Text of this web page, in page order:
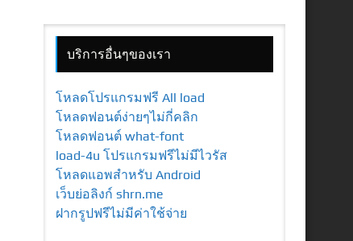
บริการอื่นๆของเรา
โหลดโปรแกรมฟรี All load
โหลดฟอนต์ง่ายๆไม่กี่คลิก
โหลดฟอนต์ what-font
load-4u โปรแกรมฟรีไม่มีไวรัส
โหลดแอพสำหรับ Android
เว็บย่อลิงก์ shrn.me
ฝากรูปฟรีไม่มีค่าใช้จ่าย